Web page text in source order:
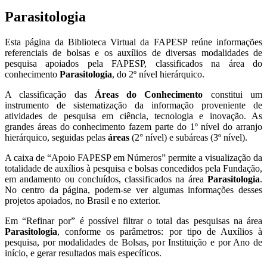
Parasitologia
Esta página da Biblioteca Virtual da FAPESP reúne informações
referenciais de bolsas e os auxílios de diversas modalidades de
pesquisa apoiados pela FAPESP, classificados na área do
conhecimento Parasitologia, do 2º nível hierárquico.
A classificação das Áreas do Conhecimento constitui um
instrumento de sistematização da informação proveniente de
atividades de pesquisa em ciência, tecnologia e inovação. As
grandes áreas do conhecimento fazem parte do 1º nível do arranjo
hierárquico, seguidas pelas áreas (2° nível) e subáreas (3º nível).
A caixa de “Apoio FAPESP em Números” permite a visualização da
totalidade de auxílios à pesquisa e bolsas concedidos pela Fundação,
em andamento ou concluídos, classificados na área Parasitologia.
No centro da página, podem-se ver algumas informações desses
projetos apoiados, no Brasil e no exterior.
Em “Refinar por” é possível filtrar o total das pesquisas na área
Parasitologia, conforme os parâmetros: por tipo de Auxílios à
pesquisa, por modalidades de Bolsas, por Instituição e por Ano de
início, e gerar resultados mais específicos.